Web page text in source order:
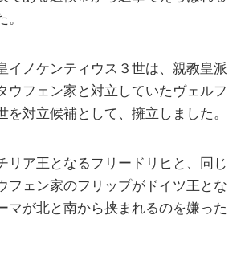
イノケンティウス３世は、親教皇派
ウフェン家と対立していたヴェルフ
を対立候補として、擁立しました。
リア王となるフリードリヒと、同じ
フェン家のフリップがドイツ王とな
マが北と南から挟まれるのを嫌った